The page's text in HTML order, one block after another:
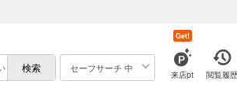
セーフサーチ 中
来店pt
Get!
閲覧履歴